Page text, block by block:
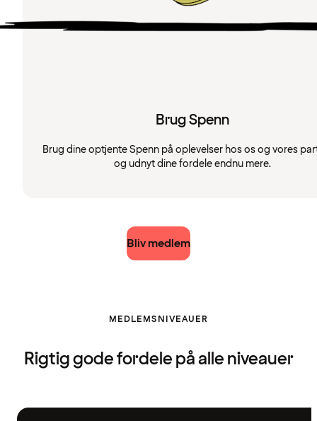
Brug Spenn
Brug dine optjente Spenn på oplevelser hos os og vores
og udnyt dine fordele endnu mere.
Bliv medlem
MEDLEMSNIVEAUER
Rigtig gode fordele på alle niveauer